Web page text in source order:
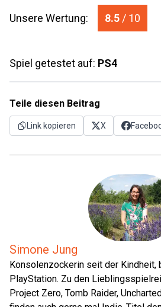
Unsere Wertung: 8.5 / 10
Spiel getestet auf: PS4
Teile diesen Beitrag
Link kopieren X
Simone Jung
Konsolenzockerin seit der Kindheit,
PlayStation. Zu den
Project Zero, Tomb Raider,